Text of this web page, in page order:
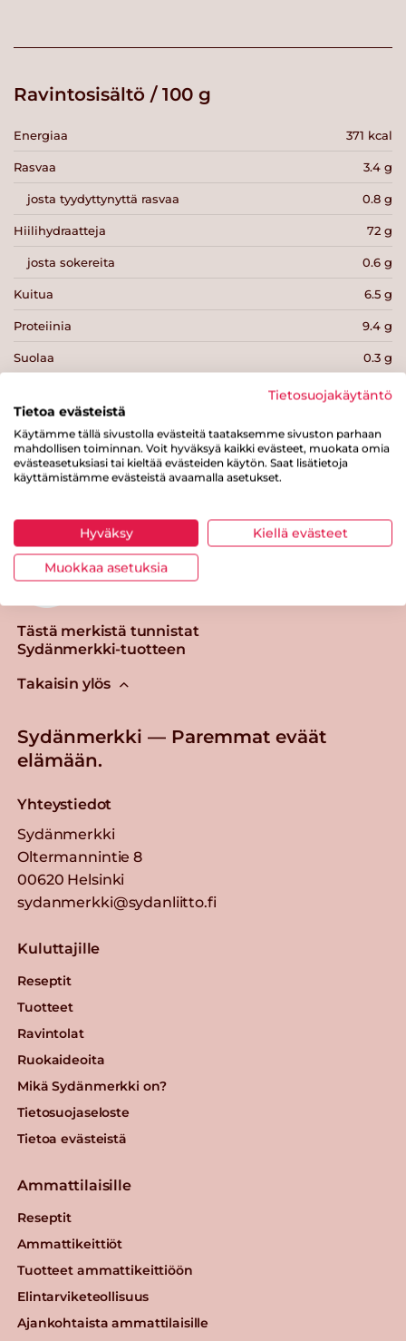
Ravintosisältö / 100 g
Energiaa 371 kcal
Rasvaa 3.4 g
josta tyydyttynyttä rasvaa 0.8 g
Hiilihydraatteja 72 g
josta sokereita 0.6 g
Kuitua 6.5 g
Proteiinia 9.4 g
Suolaa 0.3 g
Tulosta sivu Jaa tuote
Tästä merkistä tunnistat
Sydänmerkki-tuotteen
Takaisin ylös
Sydänmerkki — Paremmat eväät
elämään.
Yhteystiedot
Sydänmerkki
Oltermannintie 8
00620 Helsinki
sydanmerkki@sydanliitto.fi
Kuluttajille
Reseptit
Tuotteet
Ravintolat
Ruokaideoita
Mikä Sydänmerkki on?
Tietosuojaseloste
Tietoa evästeistä
Ammattilaisille
Reseptit
Ammattikeittiöt
Tuotteet ammattikeittiöön
Elintarviketeollisuus
Ajankohtaista ammattilaisille
Tietosuojakäytäntö
Tietoa evästeistä
Käytämme tällä sivustolla evästeitä taataksemme sivuston parhaan
mahdollisen toiminnan. Voit hyväksyä kaikki evästeet, muokata omia
evästeasetuksiasi tai kieltää evästeiden käytön. Saat lisätietoja
käyttämistämme evästeistä avaamalla asetukset.
Hyväksy Kiellä evästeet
Muokkaa asetuksia